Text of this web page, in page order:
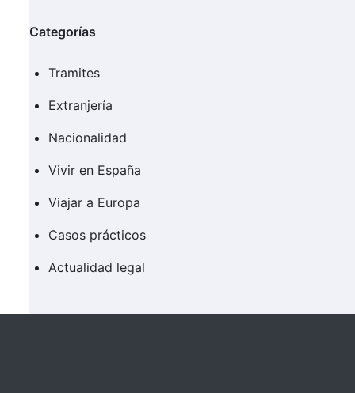
Categorías
Tramites
Extranjería
Nacionalidad
Vivir en España
Viajar a Europa
Casos prácticos
Actualidad legal